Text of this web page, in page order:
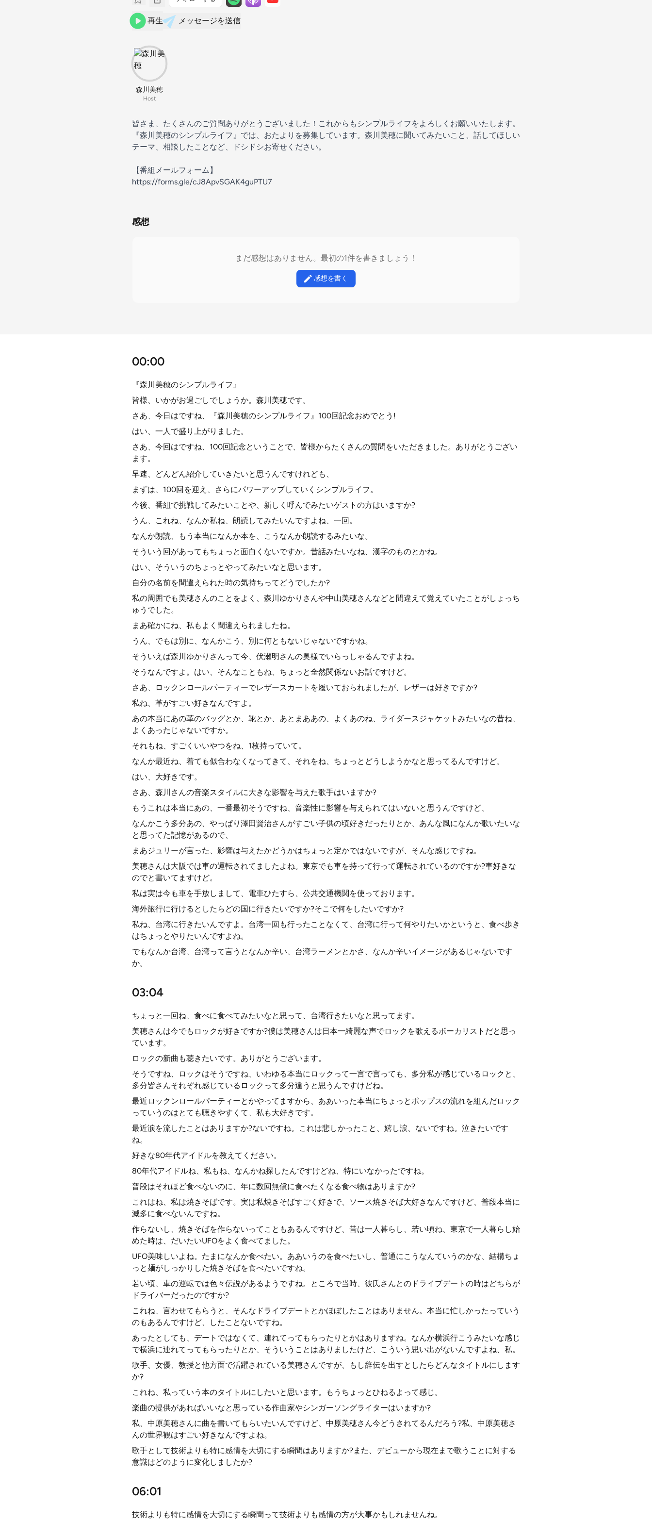
再生 メッセージを送信
森川美穂
Host
皆さま、たくさんのご質問ありがとうございました！これからもシンプルライフをよろしくお願いいたします。
『森川美穂のシンプルライフ』では、おたよりを募集しています。森川美穂に聞いてみたいこと、話してほしい
テーマ、相談したことなど、ドシドシお寄せください。
【番組メールフォーム】
https://forms.gle/cJ8ApvSGAK4guPTU7
感想
まだ感想はありません。最初の1件を書きましょう！
感想を書く
00:00
『森川美穂のシンプルライフ』
皆様、いかがお過ごしでしょうか。森川美穂です。
さあ、今日はですね、『森川美穂のシンプルライフ』100回記念おめでとう!
はい、一人で盛り上がりました。
さあ、今回はですね、100回記念ということで、皆様からたくさんの質問をいただきました。ありがとうござい
ます。
早速、どんどん紹介していきたいと思うんですけれども、
まずは、100回を迎え、さらにパワーアップしていくシンプルライフ。
今後、番組で挑戦してみたいことや、新しく呼んでみたいゲストの方はいますか?
うん、これね、なんか私ね、朗読してみたいんですよね、一回。
なんか朗読、もう本当になんか本を、こうなんか朗読するみたいな。
そういう回があってもちょっと面白くないですか。昔話みたいなね、漢字のものとかね。
はい、そういうのちょっとやってみたいなと思います。
自分の名前を間違えられた時の気持ちってどうでしたか?
私の周囲でも美穂さんのことをよく、森川ゆかりさんや中山美穂さんなどと間違えて覚えていたことがしょっち
ゅうでした。
まあ確かにね、私もよく間違えられましたね。
うん、でもは別に、なんかこう、別に何ともないじゃないですかね。
そういえば森川ゆかりさんって今、伏瀬明さんの奥様でいらっしゃるんですよね。
そうなんですよ。はい、そんなこともね、ちょっと全然関係ないお話ですけど。
さあ、ロックンロールパーティーでレザースカートを履いておられましたが、レザーは好きですか?
私ね、革がすごい好きなんですよ。
あの本当にあの革のバッグとか、靴とか、あとまああの、よくあのね、ライダースジャケットみたいなの昔ね、
よくあったじゃないですか。
それもね、すごくいいやつをね、1枚持っていて。
なんか最近ね、着ても似合わなくなってきて、それをね、ちょっとどうしようかなと思ってるんですけど。
はい、大好きです。
さあ、森川さんの音楽スタイルに大きな影響を与えた歌手はいますか?
もうこれは本当にあの、一番最初そうですね、音楽性に影響を与えられてはいないと思うんですけど、
なんかこう多分あの、やっぱり澤田賢治さんがすごい子供の頃好きだったりとか、あんな風になんか歌いたいな
と思ってた記憶があるので、
まあジュリーが言った、影響は与えたかどうかはちょっと定かではないですが、そんな感じですね。
美穂さんは大阪では車の運転されてましたよね。東京でも車を持って行って運転されているのですか?車好きな
のでと書いてますけど。
私は実は今も車を手放しまして、電車ひたすら、公共交通機関を使っております。
海外旅行に行けるとしたらどの国に行きたいですか?そこで何をしたいですか?
私ね、台湾に行きたいんですよ。台湾一回も行ったことなくて、台湾に行って何やりたいかというと、食べ歩き
はちょっとやりたいんですよね。
でもなんか台湾、台湾って言うとなんか辛い、台湾ラーメンとかさ、なんか辛いイメージがあるじゃないです
か。
03:04
ちょっと一回ね、食べに食べてみたいなと思って、台湾行きたいなと思ってます。
美穂さんは今でもロックが好きですか?僕は美穂さんは日本一綺麗な声でロックを歌えるボーカリストだと思っ
ています。
ロックの新曲も聴きたいです。ありがとうございます。
そうですね、ロックはそうですね、いわゆる本当にロックって一言で言っても、多分私が感じているロックと、
多分皆さんそれぞれ感じているロックって多分違うと思うんですけどね。
最近ロックンロールパーティーとかやってますから、ああいった本当にちょっとポップスの流れを組んだロック
っていうのはとても聴きやすくて、私も大好きです。
最近涙を流したことはありますか?ないですね。これは悲しかったこと、嬉し涙、ないですね。泣きたいです
ね。
好きな80年代アイドルを教えてください。
80年代アイドルね、私もね、なんかね探したんですけどね、特にいなかったですね。
普段はそれほど食べないのに、年に数回無償に食べたくなる食べ物はありますか?
これはね、私は焼きそばです。実は私焼きそばすごく好きで、ソース焼きそば大好きなんですけど、普段本当に
滅多に食べないんですね。
作らないし、焼きそばを作らないってこともあるんですけど、昔は一人暮らし、若い頃ね、東京で一人暮らし始
めた時は、だいたいUFOをよく食べてました。
UFO美味しいよね。たまになんか食べたい。ああいうのを食べたいし、普通にこうなんていうのかな、結構ちょ
っと麺がしっかりした焼きそばを食べたいですね。
若い頃、車の運転では色々伝説があるようですね。ところで当時、彼氏さんとのドライブデートの時はどちらが
ドライバーだったのですか?
これね、言わせてもらうと、そんなドライブデートとかほぼしたことはありません。本当に忙しかったっていう
のもあるんですけど、したことないですね。
あったとしても、デートではなくて、連れてってもらったりとかはありますね。なんか横浜行こうみたいな感じ
で横浜に連れてってもらったりとか、そういうことはありましたけど、こういう思い出がないんですよね、私。
歌手、女優、教授と他方面で活躍されている美穂さんですが、もし辞伝を出すとしたらどんなタイトルにします
か?
これね、私っていう本のタイトルにしたいと思います。もうちょっとひねるよって感じ。
楽曲の提供があればいいなと思っている作曲家やシンガーソングライターはいますか?
私、中原美穂さんに曲を書いてもらいたいんですけど、中原美穂さん今どうされてるんだろう?私、中原美穂さ
んの世界観はすごい好きなんですよね。
歌手として技術よりも特に感情を大切にする瞬間はありますか?また、デビューから現在まで歌うことに対する
意識はどのように変化しましたか?
06:01
技術よりも特に感情を大切にする瞬間って技術よりも感情の方が大事かもしれませんね。